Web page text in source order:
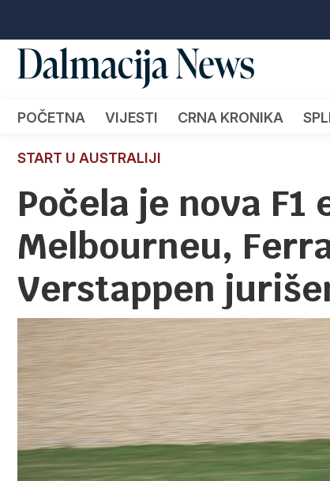
POČETNA VIJESTI CRNA KRONIKA
START U AUSTRALIJI
Počela je nova F1
Melbourneu,
Verstappen